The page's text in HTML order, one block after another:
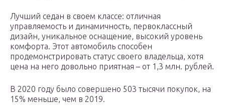
Лучший седан в своем классе: отличная
управляемость и динамичность, первоклассный
дизайн, уникальное оснащение, высокий уровень
комфорта. Этот автомобиль способен
продемонстрировать статус своего владельца, хотя
цена на него довольно приятная – от 1,3 млн. рублей.
В 2020 году было совершено 503 тысячи покупок, на
15% меньше, чем в 2019.